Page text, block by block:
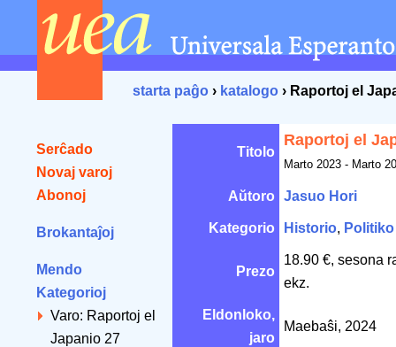
starta paĝo › katalogo › Raportoj el
Serĉado
Novaj varoj
Abonoj
Brokantaĵoj
Mendo
Kategorioj
Varo: Raportoj el
Japanio 27
Titolo
Raportoj el
Marto 2023 - Marto
Aŭtoro Jasuo Hori
Kategorio Historio, Politiko
Prezo
18.90 €, sesona
ekz.
Eldonloko,
jaro
Maebaŝi, 2024